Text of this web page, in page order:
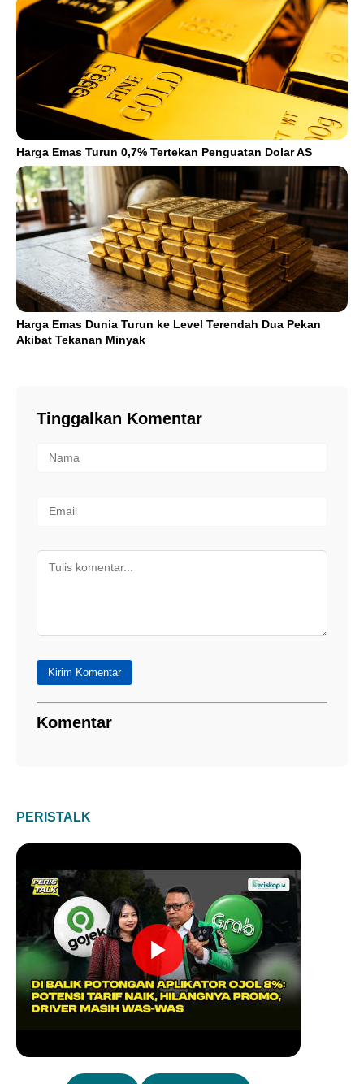
Harga Emas Turun 0,7% Tertekan Penguatan Dolar AS
Harga Emas Dunia Turun ke Level Terendah Dua Pekan
Akibat Tekanan Minyak
Tinggalkan Komentar
Kirim Komentar
Komentar
PERISTALK